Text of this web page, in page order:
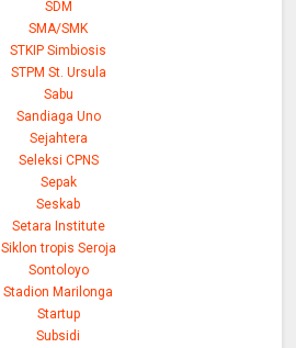
SDM
SMA/SMK
STKIP Simbiosis
STPM St. Ursula
Sabu
Sandiaga Uno
Sejahtera
Seleksi CPNS
Sepak
Seskab
Setara Institute
Siklon tropis Seroja
Sontoloyo
Stadion Marilonga
Startup
Subsidi